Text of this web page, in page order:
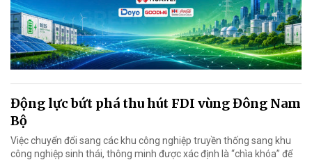
Động lực bứt phá thu hút FDI vùng Đông Nam
Bộ
Việc chuyển đổi sang các khu công nghiệp truyền thống sang khu
công nghiệp sinh thái, thông minh được xác định là “chìa khóa” để